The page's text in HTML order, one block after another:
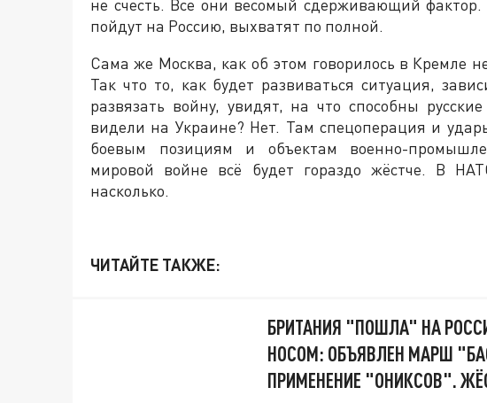
не счесть. Все они весомый сдерживающий
пойдут на Россию, выхватят по полной.
Сама же Москва, как об этом говорилось в Кремле
Так что то, как будет развиваться ситуация,
развязать войну, увидят, на что способны
видели на Украине? Нет. Там спецоперация и
боевым позициям и объектам военно-
мировой войне всё будет гораздо жёстче. В
насколько.
ЧИТАЙТЕ ТАКЖЕ:
БРИТАНИЯ "ПОШЛА" НА
НОСОМ: ОБЪЯВЛЕН МАРШ
ПРИМЕНЕНИЕ "ОНИКСОВ".